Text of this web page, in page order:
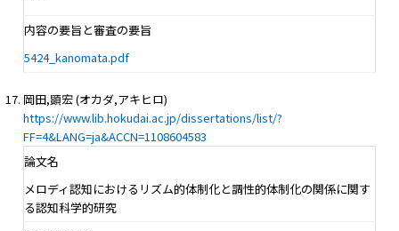
内容の要旨と審査の要旨
5424_kanomata.pdf
岡田,顕宏 (オカダ,アキヒロ)
https://www.lib.hokudai.ac.jp/dissertations/list/?
FF=4&LANG=ja&ACCN=1108604583
論文名
メロディ認知におけるリズム的体制化と調性的体制化の関係に関す
る認知科学的研究